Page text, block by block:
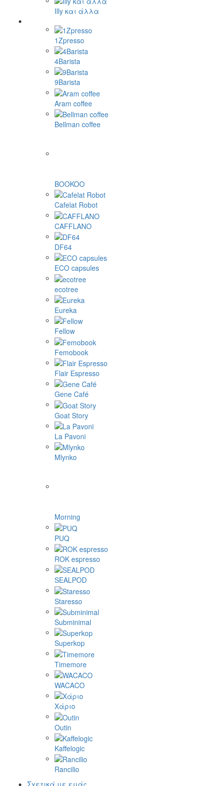
nespresso κάψουλες
Cafissimo, Caffitaly, K-fee κάψουλες
Tassimo κάψουλες
Illy και άλλα
1Zpresso
4Barista
9Barista
Aram coffee
Bellman coffee
BOOKOO
Cafelat Robot
CAFFLANO
ecotree
Eureka
Fellow
Femobook
Flair Espresso
Gene Café
Goat Story
La Pavoni
Mlynko
Morning